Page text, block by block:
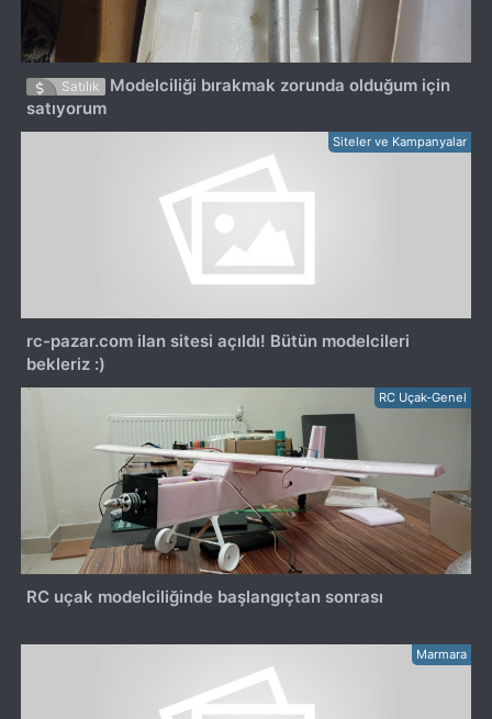
Satılık
Modelciliği bırakmak zorunda olduğum için
satıyorum
Siteler ve Kampanyalar
rc-pazar.com ilan sitesi açıldı! Bütün modelcileri
bekleriz :)
RC Uçak-Genel
RC uçak modelciliğinde başlangıçtan sonrası
Marmara